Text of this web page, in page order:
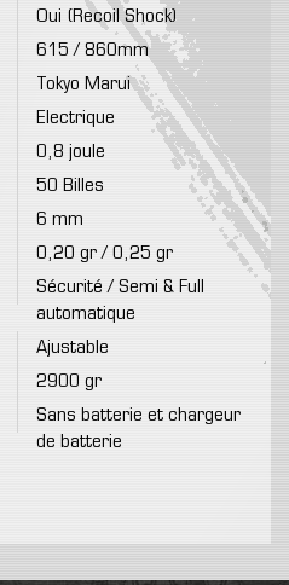
Oui (Recoil Shock)
615 / 860mm
Tokyo Marui
Electrique
0,8 joule
50 Billes
6 mm
0,20 gr / 0,25 gr
Sécurité / Semi & Full
automatique
Ajustable
2900 gr
Sans batterie et chargeur
de batterie